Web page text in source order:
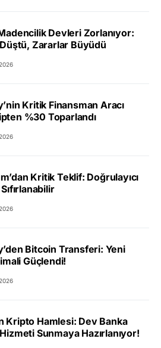
Devleri Zorlanıyor:
Zararlar Büyüdü
Kritik Finansman Aracı
%30 Toparlandı
Kritik Teklif: Doğrulayıcı
Bitcoin Transferi: Yeni
Güçlendi!
Kripto Hamlesi: Dev Banka
Sunmaya Hazırlanıyor!